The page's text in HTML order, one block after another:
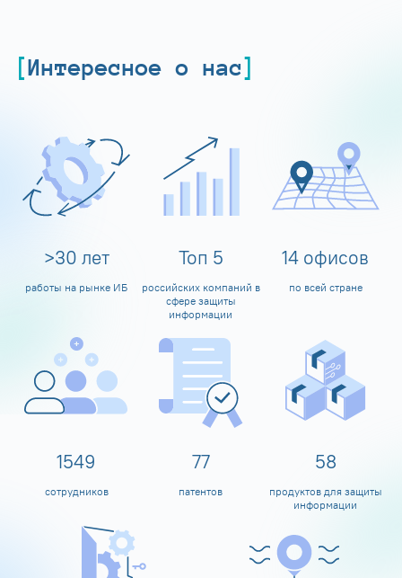
Интересное о нас
>30 лет
работы на рынке ИБ
Топ 5
российских компаний в
сфере защиты
информации
14 офисов
по всей стране
1600
сотрудников
80
патентов
60
продуктов для защиты
информации